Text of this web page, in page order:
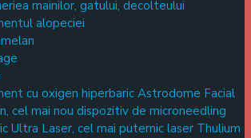
mainilor, gatului, decolteului
alopeciei
cu oxigen hiperbaric Astrodome Facial
cel mai nou dispozitiv de microneedling
Ultra Laser, cel mai puternic laser Thulium